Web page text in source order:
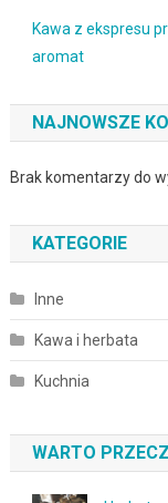
Kawa z ekspresu
aromat
NAJNOWSZE
Brak komentarzy do
KATEGORIE
Inne
Kawa i herbata
Kuchnia
WARTO